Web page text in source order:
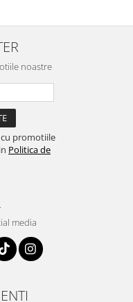
noastre
promotiile
Politica de
media